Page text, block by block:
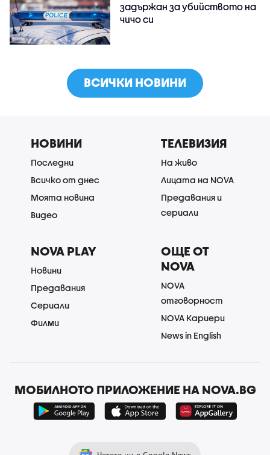
задържан за убийството на
чичо си
ВСИЧКИ НОВИНИ
НОВИНИ
Последни
Всичко от днес
Моята новина
Видео
ТЕЛЕВИЗИЯ
На живо
Лицата на NOVA
Предавания и
сериали
NOVA PLAY
Новини
Предавания
Сериали
Филми
ОЩЕ ОТ
NOVA
NOVA
отговорност
NOVA Кариери
News in English
МОБИЛНОТО ПРИЛОЖЕНИЕ НА NOVA.BG